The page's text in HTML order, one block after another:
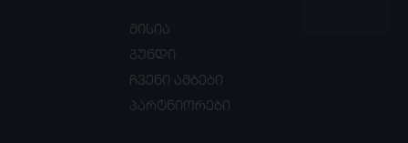
მისია
გუნდი
ჩვენი ამბები
პარტნიორები